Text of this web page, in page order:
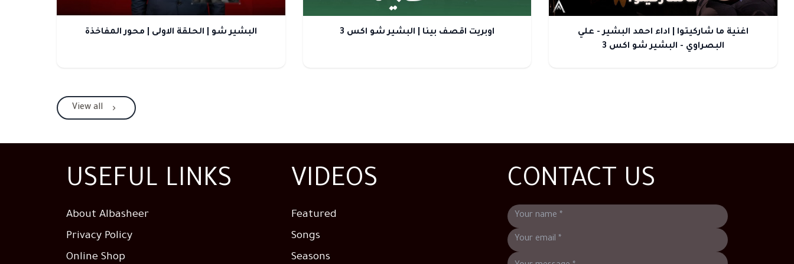
البشير شو | الحلقة الاولى | محور المفاخذة اوبريت اقصف بينا | البشير شو اكس 3
اغنية ما شاركيتوا | اداء احمد البشير - علي
البصراوي - البشير شو اكس 3
View all
USEFUL LINKS
About Albasheer
Privacy Policy
Online Shop
VIDEOS
Featured
Songs
Seasons
CONTACT US